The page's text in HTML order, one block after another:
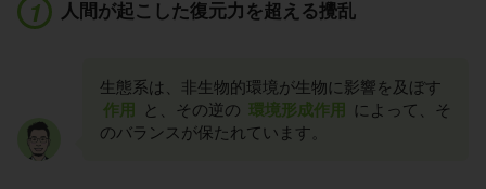
人間が起こした復元力を超える攪乱
生態系は、非生物的環境が生物に影響を及ぼす
作用
と、その逆の 環境形成作用
によって、そ
のバランスが保たれています。